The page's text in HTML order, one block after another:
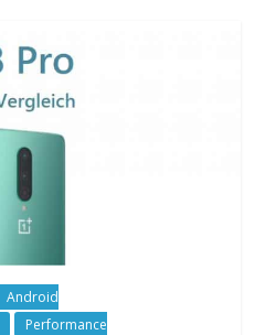
Android
Performance